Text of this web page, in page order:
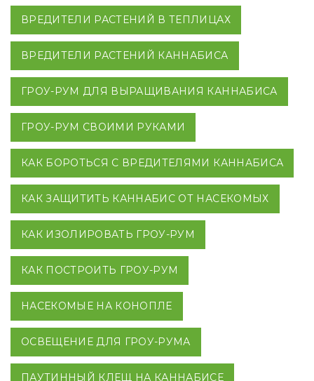
ВРЕДИТЕЛИ РАСТЕНИЙ В ТЕПЛИЦАХ
ВРЕДИТЕЛИ РАСТЕНИЙ КАННАБИСА
ГРОУ-РУМ ДЛЯ ВЫРАЩИВАНИЯ КАННАБИСА
ГРОУ-РУМ СВОИМИ РУКАМИ
КАК БОРОТЬСЯ С ВРЕДИТЕЛЯМИ КАННАБИСА
КАК ЗАЩИТИТЬ КАННАБИС ОТ НАСЕКОМЫХ
КАК ИЗОЛИРОВАТЬ ГРОУ-РУМ
КАК ПОСТРОИТЬ ГРОУ-РУМ
НАСЕКОМЫЕ НА КОНОПЛЕ
ОСВЕЩЕНИЕ ДЛЯ ГРОУ-РУМА
ПАУТИННЫЙ КЛЕЩ НА КАННАБИСЕ